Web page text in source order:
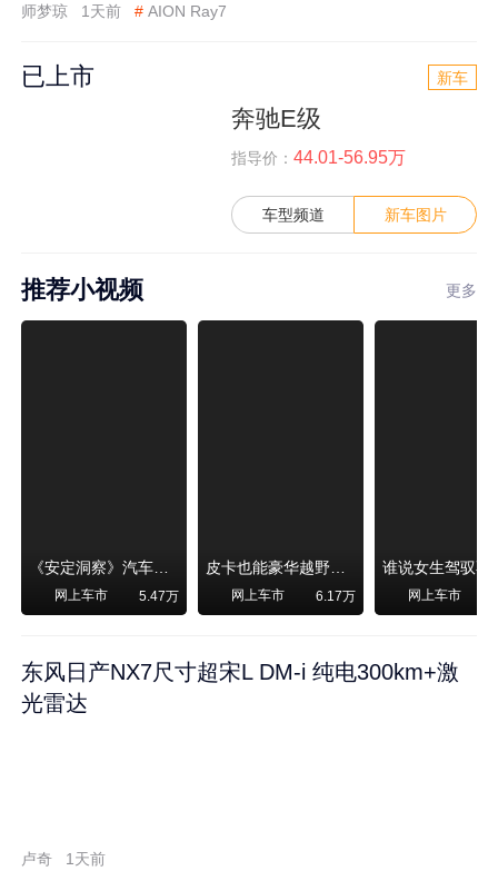
师梦琼 1天前 # AION Ray7
已上市 新车
奔驰E级
指导价： 44.01-56.95万
车型频道 新车图片
推荐小视频 更多
《安定洞察》汽车烧不烧油，和石油安全无关！
网上车市 5.47万
皮卡也能豪华越野！纵横F700上市，限时卖29.99万起
网上车市 6.17万 网上车市
东风日产NX7尺寸超宋L DM-i 纯电300km+激
光雷达
卢奇 1天前